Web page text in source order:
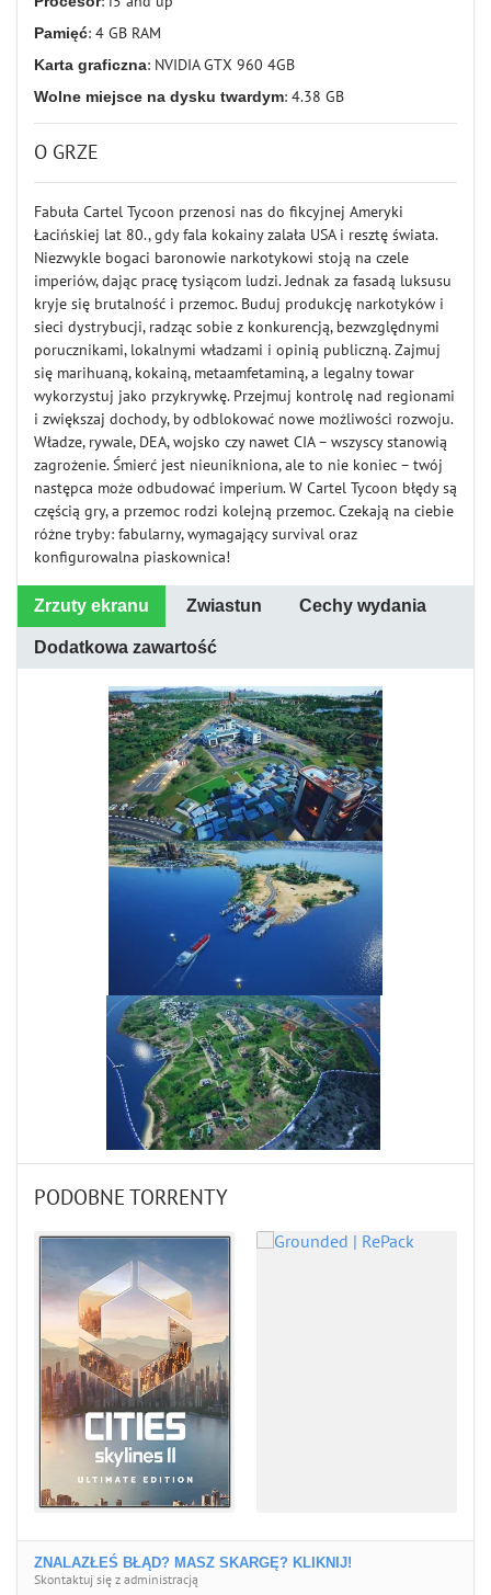
Pamięć: 4 GB RAM
Karta graficzna: NVIDIA GTX 960 4GB
Wolne miejsce na dysku twardym: 4.38 GB
O GRZE
Fabuła Cartel Tycoon przenosi nas do fikcyjnej Ameryki
Łacińskiej lat 80., gdy fala kokainy zalała USA i resztę świata.
Niezwykle bogaci baronowie narkotykowi stoją na czele
imperiów, dając pracę tysiącom ludzi. Jednak za fasadą luksusu
kryje się brutalność i przemoc. Buduj produkcję narkotyków i
sieci dystrybucji, radząc sobie z konkurencją, bezwzględnymi
porucznikami, lokalnymi władzami i opinią publiczną. Zajmuj
się marihuaną, kokainą, metaamfetaminą, a legalny towar
wykorzystuj jako przykrywkę. Przejmuj kontrolę nad regionami
i zwiększaj dochody, by odblokować nowe możliwości rozwoju.
Władze, rywale, DEA, wojsko czy nawet CIA – wszyscy stanowią
zagrożenie. Śmierć jest nieunikniona, ale to nie koniec – twój
następca może odbudować imperium. W Cartel Tycoon błędy są
częścią gry, a przemoc rodzi kolejną przemoc. Czekają na ciebie
różne tryby: fabularny, wymagający survival oraz
konfigurowalna piaskownica!
Zrzuty ekranu Zwiastun Cechy wydania
Dodatkowa zawartość
PODOBNE TORRENTY
ZNALAZŁEŚ BŁĄD? MASZ SKARGĘ? KLIKNIJ!
Skontaktuj się z administracją